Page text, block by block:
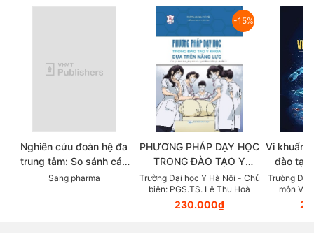
Nghiên cứu đoàn hệ đa
trung tâm: So sánh các
chẹn beta trong thực tế
Sang pharma
-15%
PHƯƠNG PHÁP DẠY HỌC
TRONG ĐÀO TẠO Y
KHOA DỰA TRÊN NĂNG
LỰC (Tài liệu dành cho
giảng viên các ngành
Trường Đại học Y Hà Nội - Chủ
biên: PGS.TS. Lê Thu Hoà
230.000₫
Vi khuẩn
đào tạo
viên
Trường Đại
môn Vi